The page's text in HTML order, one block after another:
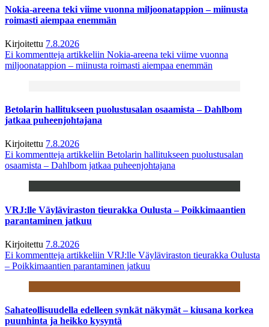
Nokia-areena teki viime vuonna miljoonatappion – miinusta
roimasti aiempaa enemmän
Kirjoitettu 7.8.2026
Ei kommentteja artikkeliin Nokia-areena teki viime vuonna
miljoonatappion – miinusta roimasti aiempaa enemmän
Betolarin hallitukseen puolustusalan osaamista – Dahlbom
jatkaa puheenjohtajana
Kirjoitettu 7.8.2026
Ei kommentteja artikkeliin Betolarin hallitukseen puolustusalan
osaamista – Dahlbom jatkaa puheenjohtajana
VRJ:lle Väyläviraston tieurakka Oulusta – Poikkimaantien
parantaminen jatkuu
Kirjoitettu 7.8.2026
Ei kommentteja artikkeliin VRJ:lle Väyläviraston tieurakka Oulusta
– Poikkimaantien parantaminen jatkuu
Sahateollisuudella edelleen synkät näkymät – kiusana korkea
puunhinta ja heikko kysyntä